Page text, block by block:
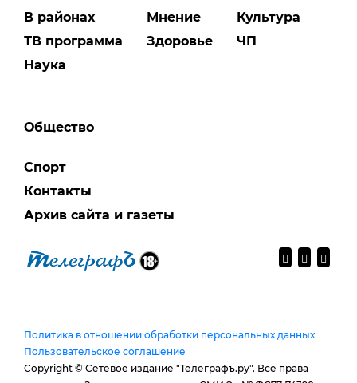
В районах
ТВ программа
Наука
Мнение
Здоровье
Культура
ЧП
Общество
Спорт
Контакты
Архив сайта и газеты
Политика в отношении обработки персональных данных
Пользовательское соглашение
Copyright © Сетевое издание "Телеграфъ.ру". Все права